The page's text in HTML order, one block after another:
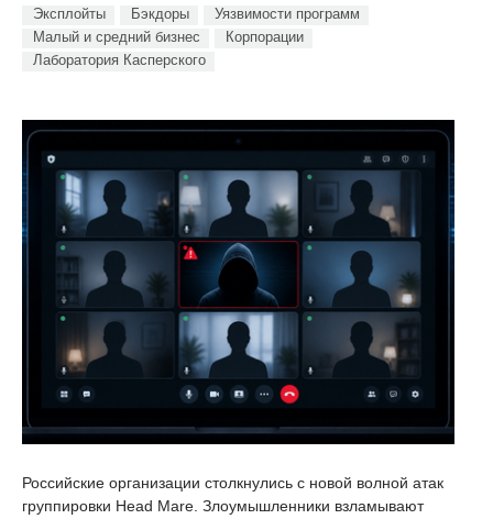
Эксплойты Бэкдоры
Уязвимости программ
Малый и средний бизнес
Корпорации
Лаборатория Касперского
Российские организации столкнулись с новой волной атак
группировки Head Mare. Злоумышленники взламывают